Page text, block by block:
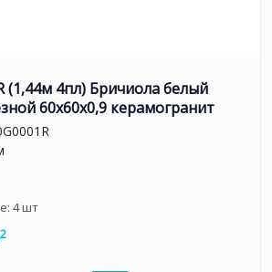
(1,44м 4пл) Бричиола белый
60x60x0,9 керамогранит
4шт
2